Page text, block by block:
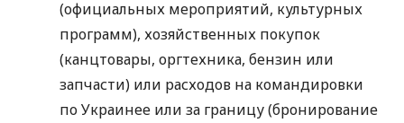
(официальных мероприятий, культурных
программ), хозяйственных покупок
(канцтовары, оргтехника, бензин или
запчасти) или расходов на командировки
по Украинее или за границу (бронирование